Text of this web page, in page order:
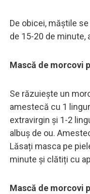
De obicei, măștile
de 15-20 de minute,
Mască de morcovi
Se răzuiește un
amestecă cu 1
extravirgin și 1-2
albuș de ou.
Lăsați masca pe
minute și clătiți cu
Mască de morcovi